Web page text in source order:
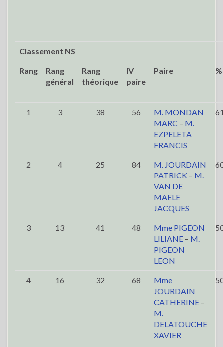
Classement NS
Rang
Rang
général
Rang
théorique
IV
paire
Paire %
1 3 38 56
M. MONDAN
MARC – M.
EZPELETA
FRANCIS
2 4 25 84
M. JOURDAIN
PATRICK – M.
VAN DE
MAELE
JACQUES
3 13 41 48
Mme PIGEON
LILIANE – M.
PIGEON
LEON
4 16 32 68
Mme
JOURDAIN
CATHERINE –
M.
DELATOUCHE
XAVIER